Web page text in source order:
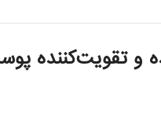
و تقویت‌کننده